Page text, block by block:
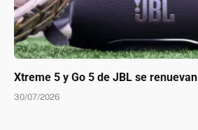
Xtreme 5 y Go 5 de JBL se renuevan
30/07/2026